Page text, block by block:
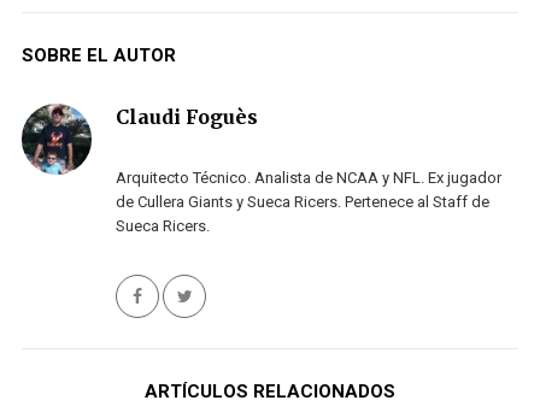
SOBRE EL AUTOR
Claudi Foguès
Arquitecto Técnico. Analista de NCAA y NFL. Ex jugador
de Cullera Giants y Sueca Ricers. Pertenece al Staff de
Sueca Ricers.
ARTÍCULOS RELACIONADOS